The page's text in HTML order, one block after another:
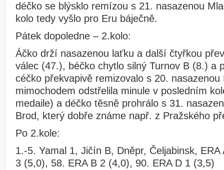
déčko se blýsklo remízou s 21. nasazenou
kolo tedy vyšlo pro Eru báječně.
Pátek dopoledne – 2.kolo:
Áčko drží nasazenou laťku a další čtyřkou
válec (47.), béčko chytlo silný Turnov B (8.) a
céčko překvapivě remizovalo s 20. nasazenou
mimochodem odstřelila minule v posledním
medaile) a déčko těsně prohrálo s 31.
Brod, který dobře známe např. z Pražského
Po 2.kole:
1.-5. Yamal 1, Jičín B, Dněpr, Čeljabinsk,
3 (5,0), 58. ERA B 2 (4,0), 90. ERA D 1 (3,5)